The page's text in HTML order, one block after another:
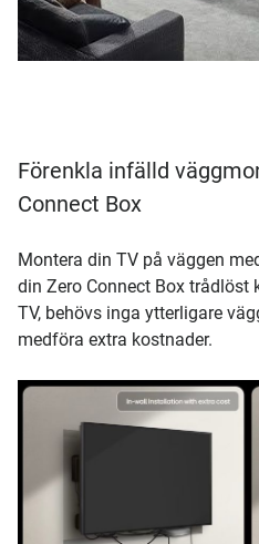
Förenkla infälld
Connect Box
Montera din TV på väggen
din Zero Connect Box trådlöst
TV, behövs inga ytterligare
medföra extra kostnader.